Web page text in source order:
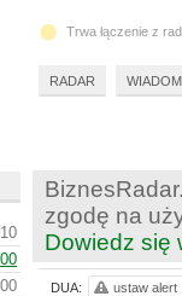
zgodę na
Dowiedz się
DUA: ustaw alert
Trwa łączenie z
RADAR